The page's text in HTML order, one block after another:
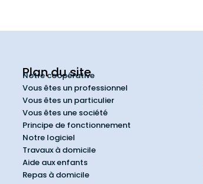
Plan du site
Notre coopérative
Vous êtes un professionnel
Vous êtes un particulier
Vous êtes une société
Principe de fonctionnement
Notre logiciel
Travaux à domicile
Aide aux enfants
Repas à domicile